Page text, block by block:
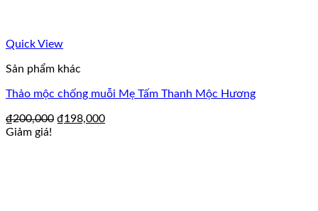
Quick View
Sản phẩm khác
Thảo mộc chống muỗi Mẹ Tấm Thanh Mộc Hương
₫200,000 ₫198,000
Giảm giá!